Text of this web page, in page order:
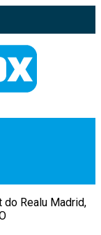
do Realu Madrid,